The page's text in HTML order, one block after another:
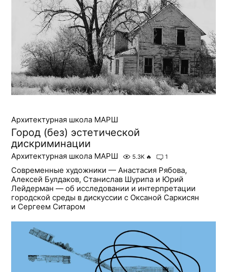
Архитектурная школа МАРШ
Город (без) эстетической
дискриминации
Архитектурная школа МАРШ 5.3K 🔥 1
Современные художники — Анастасия Рябова,
Алексей Булдаков, Станислав Шурипа и Юрий
Лейдерман — об исследовании и интерпретации
городской среды в дискуссии с Оксаной Саркисян
и Сергеем Ситаром